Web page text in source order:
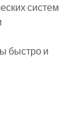
систем
быстро и